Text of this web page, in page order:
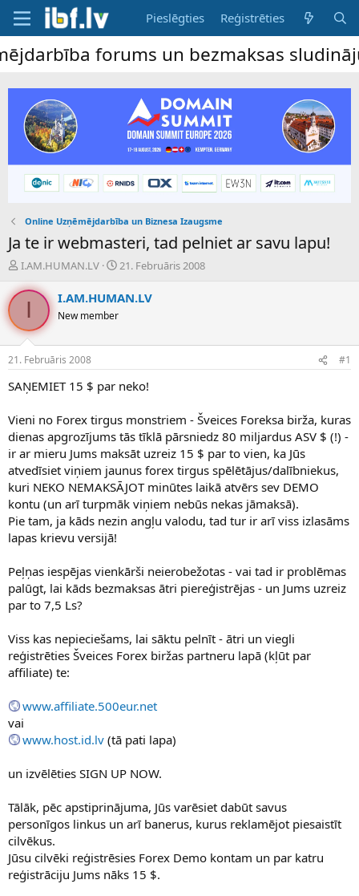
Pieslēgties Reģistrēties
forums un bezmaksas sludinājumu
Online Uzņēmējdarbība un Biznesa Izaugsme
Ja te ir webmasteri, tad pelniet ar savu lapu!
P
v
i
n
a
u
s
ā
c
ē
s
I.AM.HUMAN.LV
S
k
a
u
s
21. Februāris 2008
I I.AM.HUMAN.LV
New member
21. Februāris 2008 #1
SAŅEMIET 15 $ par neko!
Vieni no Forex tirgus monstriem - Šveices Foreksa birža, kuras
dienas apgrozījums tās tīklā pārsniedz 80 miljardus ASV $ (!) -
ir ar mieru Jums maksāt uzreiz 15 $ par to vien, ka Jūs
atvedīsiet viņiem jaunus forex tirgus spēlētājus/dalībniekus,
kuri NEKO NEMAKSĀJOT minūtes laikā atvērs sev DEMO
kontu (un arī turpmāk viņiem nebūs nekas jāmaksā).
Pie tam, ja kāds nezin angļu valodu, tad tur ir arī viss izlasāms
lapas krievu versijā!
Peļņas iespējas vienkārši neierobežotas - vai tad ir problēmas
palūgt, lai kāds bezmaksas ātri piereģistrējas - un Jums uzreiz
par to 7,5 Ls?
Viss kas nepieciešams, lai sāktu pelnīt - ātri un viegli
reģistrēties Šveices Forex biržas partneru lapā (kļūt par
affiliate) te:
www.affiliate.500eur.net
vai
www.host.id.lv (tā pati lapa)
un izvēlēties SIGN UP NOW.
Tālāk, pēc apstiprinājuma, Jūs varēsiet dabūt savus
personīgos linkus un arī banerus, kurus reklamējot piesaistīt
cilvēkus.
Jūsu cilvēki reģistrēsies Forex Demo kontam un par katru
reģistrāciju Jums nāks 15 $.